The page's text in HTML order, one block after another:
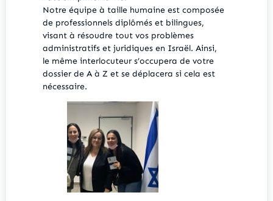
Notre équipe à taille humaine est composée
de professionnels diplômés et bilingues,
visant à résoudre tout vos problèmes
administratifs et juridiques en Israël. Ainsi,
le même interlocuteur s’occupera de votre
dossier de A à Z et se déplacera si cela est
nécessaire.